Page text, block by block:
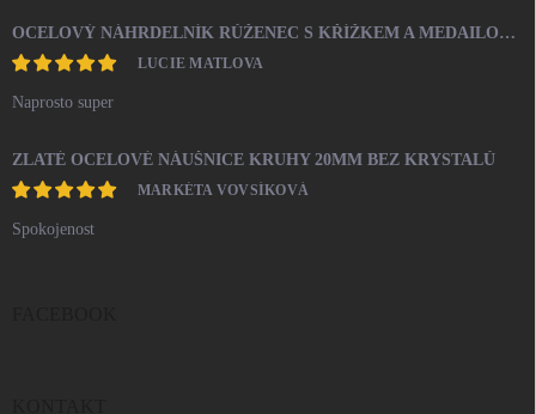
OCELOVÝ NÁHRDELNÍK RŮŽENEC S KŘÍŽKEM A MEDAILONEM
LUCIE MATLOVA
Naprosto super
ZLATÉ OCELOVÉ NÁUŠNICE KRUHY 20MM BEZ KRYSTALŮ
MARKÉTA VOVSÍKOVÁ
Spokojenost